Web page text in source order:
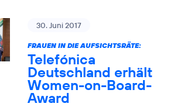
30. Juni 2017
FRAUEN IN DIE AUFSICHTSRÄTE:
Telefónica
Deutschland erhält
Women-on-Board-
Award